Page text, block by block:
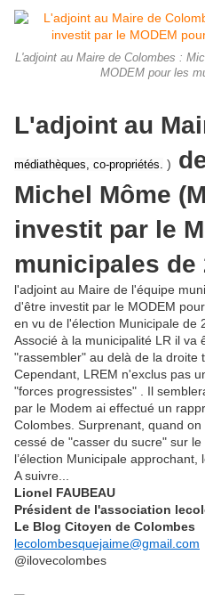
L'adjoint au Maire de Colombes :
MODEM pour les
L'adjoint au
médiathèques, co-propriétés. )
Michel Môme
investit par le
municipales de
l'adjoint au Maire de l'équipe
d'être investit par le MODEM
en vu de l'élection Municipale de
Associé à la municipalité LR il va
"rassembler" au delà de la droite
Cependant, LREM n'exclus pas
"forces progressistes" . Il
par le Modem ai effectué un
Colombes. Surprenant, quand
cessé de "casser du sucre" sur le
l’élection Municipale approchant,
A suivre...
Lionel FAUBEAU
Président de l'association
Le Blog Citoyen de Colombes
lecolombesquejaime@gmail.com
@ilovecolombes